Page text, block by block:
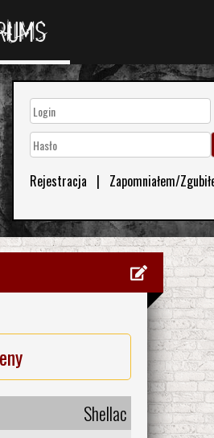
Rejestracja | Zapomniałem/
Shellac